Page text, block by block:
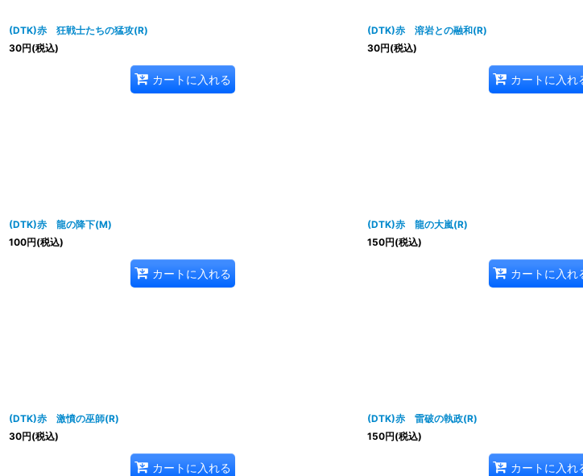
(DTK)赤 狂戦士たちの猛攻(R)
30円(税込)
カートに入れる
(DTK)赤 溶岩との融和(R)
30円(税込)
カートに入れ
(DTK)赤 龍の降下(M)
100円(税込)
カートに入れる
(DTK)赤 龍の大嵐(R)
150円(税込)
カートに入れ
(DTK)赤 激憤の巫師(R)
30円(税込)
カートに入れる
(DTK)赤 雷破の執政(R)
150円(税込)
カートに入れ